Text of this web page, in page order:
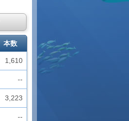
本数
1,610
--
3,223
--